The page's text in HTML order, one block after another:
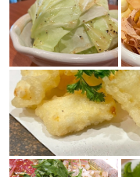
この
写真 | 純国産馬刺し
町店
大阪府大阪市中央区安土
https://nihonichi-
お